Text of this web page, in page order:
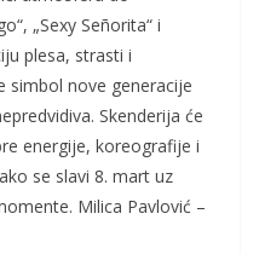
„Sexy Señorita“ i
plesa, strasti i
simbol nove generacije
Skenderija će
energije, koreografije i
se slavi 8. mart uz
Milica Pavlović –